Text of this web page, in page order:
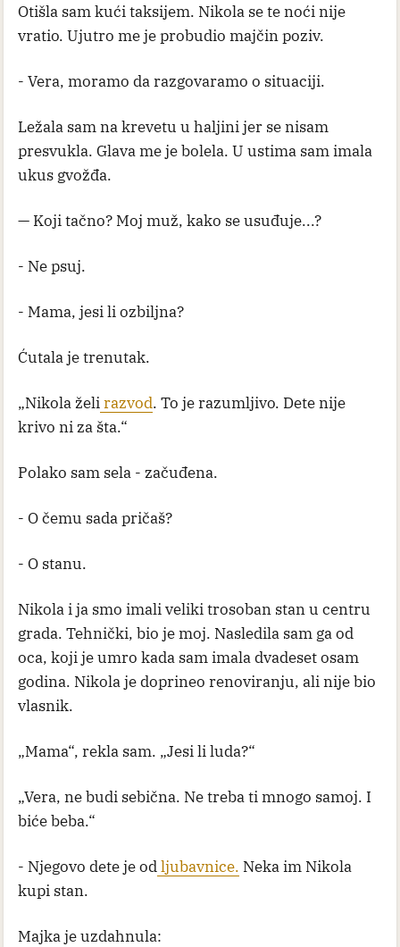
Otišla sam kući taksijem. Nikola se te noći nije
vratio. Ujutro me je probudio majčin poziv.
- Vera, moramo da razgovaramo o situaciji.
Ležala sam na krevetu u haljini jer se nisam
presvukla. Glava me je bolela. U ustima sam imala
ukus gvožđa.
— Koji tačno? Moj muž, kako se usuđuje...?
- Ne psuj.
- Mama, jesi li ozbiljna?
Ćutala je trenutak.
„Nikola želirazvod. To je razumljivo. Dete nije
krivo ni za šta.“
Polako sam sela - začuđena.
- O čemu sada pričaš?
- O stanu.
Nikola i ja smo imali veliki trosoban stan u centru
grada. Tehnički, bio je moj. Nasledila sam ga od
oca, koji je umro kada sam imala dvadeset osam
godina. Nikola je doprineo renoviranju, ali nije bio
vlasnik.
„Mama“, rekla sam. „Jesi li luda?“
„Vera, ne budi sebična. Ne treba ti mnogo samoj. I
biće beba.“
- Njegovo dete je odljubavnice. Neka im Nikola
kupi stan.
Majka je uzdahnula: